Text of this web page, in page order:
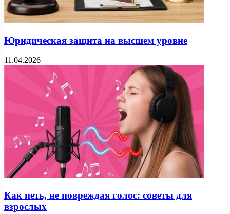
Юридическая защита на высшем уровне
11.04.2026
Как петь, не повреждая голос: советы для
взрослых